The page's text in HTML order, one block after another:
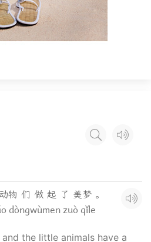
物 们 做 起 了 美梦 。
dòngwùmen zuò qǐle
the little animals have a